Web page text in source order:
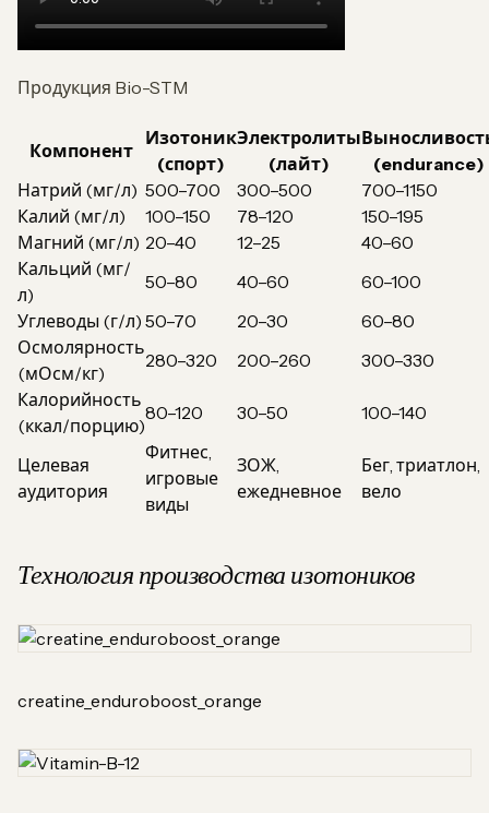
Продукция Bio-STM
Компонент
Изотоник
(спорт)
Электролиты
(лайт)
(endurance)
Натрий (мг/л) 500–700 300–500
700–1150
Калий (мг/л)
100–150 78–120
150–195
Магний (мг/л) 20–40 12–25
40–60
Кальций (мг/
л)
50–80 40–60
60–100
Углеводы (г/л) 50–70 20–30
60–80
Осмолярность
(мОсм/кг)
280–320 200–260
300–330
Калорийность
(ккал/порцию)
80–120 30–50 100–140
Целевая
аудитория
Фитнес,
игровые
виды
ЗОЖ,
ежедневное
Бег, триатлон,
вело
Технология производства изотоников
creatine_enduroboost_orange